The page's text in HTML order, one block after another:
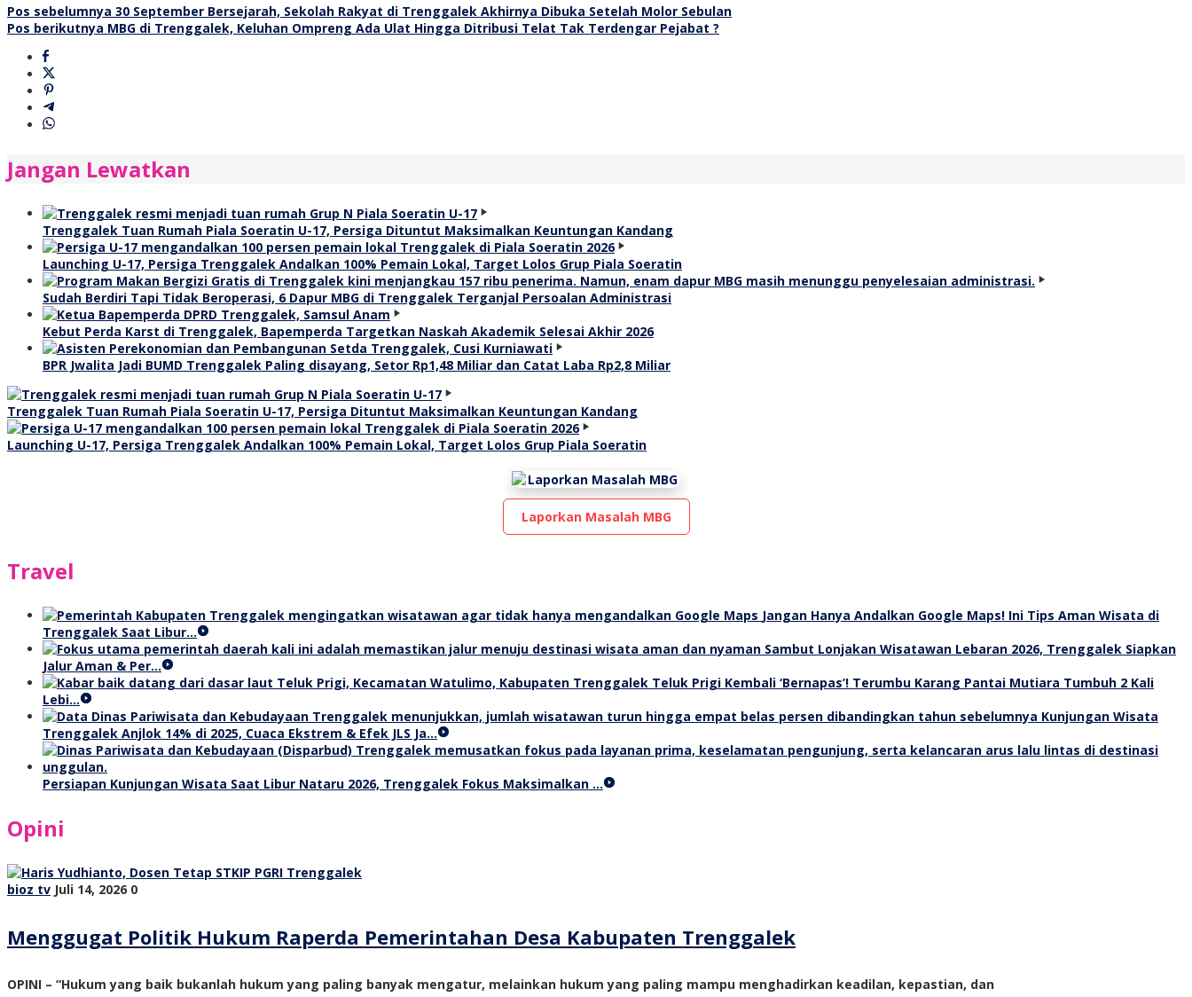
Navigasi
pos
Pos sebelumnya 30 September Bersejarah, Sekolah Rakyat di Trenggalek Akhirnya Dibuka Setelah Molor Sebulan
Pos berikutnya MBG di Trenggalek, Keluhan Ompreng Ada Ulat Hingga Ditribusi Telat Tak Terdengar Pejabat ?
Jangan Lewatkan
Trenggalek Tuan Rumah Piala Soeratin U-17, Persiga Dituntut Maksimalkan Keuntungan Kandang
Launching U-17, Persiga Trenggalek Andalkan 100% Pemain Lokal, Target Lolos Grup Piala Soeratin
Sudah Berdiri Tapi Tidak Beroperasi, 6 Dapur MBG di Trenggalek Terganjal Persoalan Administrasi
Kebut Perda Karst di Trenggalek, Bapemperda Targetkan Naskah Akademik Selesai Akhir 2026
BPR Jwalita Jadi BUMD Trenggalek Paling disayang, Setor Rp1,48 Miliar dan Catat Laba Rp2,8 Miliar
Trenggalek Tuan Rumah Piala Soeratin U-17, Persiga Dituntut Maksimalkan Keuntungan Kandang
Launching U-17, Persiga Trenggalek Andalkan 100% Pemain Lokal, Target Lolos Grup Piala Soeratin
Laporkan Masalah MBG
Travel
Jangan Hanya Andalkan Google Maps! Ini Tips Aman Wisata di
Trenggalek Saat Libur…
Sambut Lonjakan Wisatawan Lebaran 2026, Trenggalek Siapkan
Jalur Aman & Per…
Teluk Prigi Kembali ‘Bernapas’! Terumbu Karang Pantai Mutiara Tumbuh 2 Kali
Lebi…
Kunjungan Wisata
Trenggalek Anjlok 14% di 2025, Cuaca Ekstrem & Efek JLS Ja…
Persiapan Kunjungan Wisata Saat Libur Nataru 2026, Trenggalek Fokus Maksimalkan …
Opini
bioz tv Juli 14, 2026 0
Menggugat Politik Hukum Raperda Pemerintahan Desa Kabupaten Trenggalek
OPINI – “Hukum yang baik bukanlah hukum yang paling banyak mengatur, melainkan hukum yang paling mampu menghadirkan keadilan, kepastian, dan